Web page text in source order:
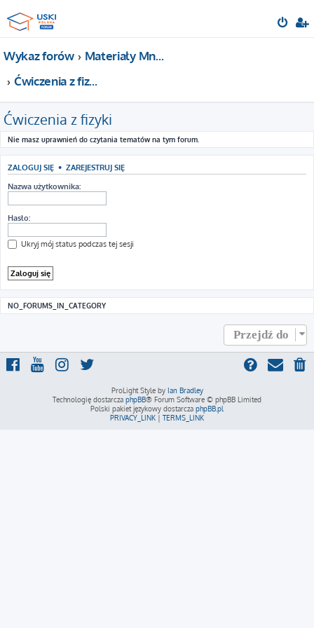
Wykaz forów
Materiały Mnemotechniki - Ćwiczenia na pamięć
Ćwiczenia z fizyki
Ćwiczenia z fizyki
Nie masz uprawnień do czytania tematów na tym forum.
ZALOGUJ SIĘ • ZAREJESTRUJ SIĘ
Nazwa użytkownika:
Hasło:
Ukryj mój status podczas tej sesji
NO_FORUMS_IN_CATEGORY
Przejdź do
ProLight Style by Ian Bradley
Technologię dostarcza phpBB® Forum Software © phpBB Limited
Polski pakiet językowy dostarcza phpBB.pl
PRIVACY_LINK | TERMS_LINK